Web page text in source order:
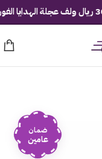
ضمان
عامين